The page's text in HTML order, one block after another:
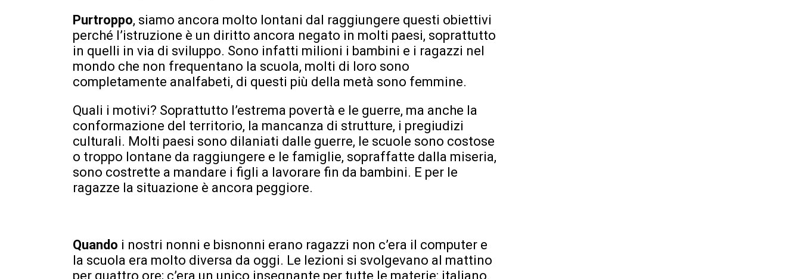
Purtroppo, siamo ancora molto lontani dal raggiungere questi obiettivi
perché l’istruzione è un diritto ancora negato in molti paesi, soprattutto
in quelli in via di sviluppo. Sono infatti milioni i bambini e i ragazzi nel
mondo che non frequentano la scuola, molti di loro sono
completamente analfabeti, di questi più della metà sono femmine.
Quali i motivi? Soprattutto l’estrema povertà e le guerre, ma anche la
conformazione del territorio, la mancanza di strutture, i pregiudizi
culturali. Molti paesi sono dilaniati dalle guerre, le scuole sono costose
o troppo lontane da raggiungere e le famiglie, sopraffatte dalla miseria,
sono costrette a mandare i figli a lavorare fin da bambini. E per le
ragazze la situazione è ancora peggiore.
Quando i nostri nonni e bisnonni erano ragazzi non c’era il computer e
la scuola era molto diversa da oggi. Le lezioni si svolgevano al mattino
per quattro ore; c’era un unico insegnante per tutte le materie: italiano,